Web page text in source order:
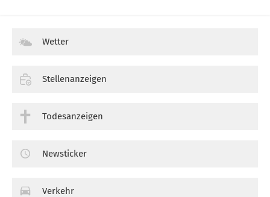
Wetter
Stellenanzeigen
Todesanzeigen
Newsticker
Verkehr